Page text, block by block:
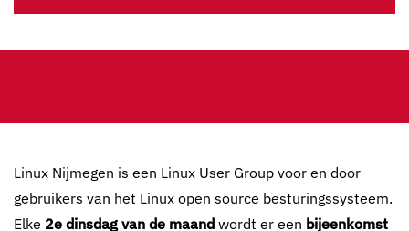
Linux Nijmegen is een Linux User Group voor en door
gebruikers van het Linux open source besturingssysteem.
Elke 2e dinsdag van de maand wordt er een bijeenkomst